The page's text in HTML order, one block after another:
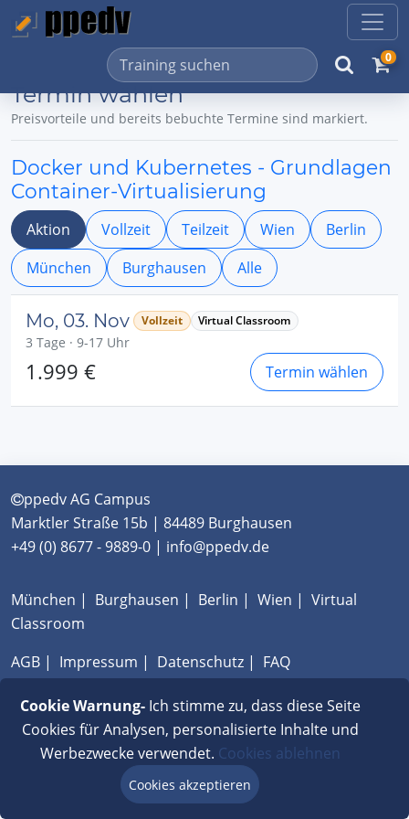
0
Termin wählen
Preisvorteile und bereits bebuchte Termine sind markiert.
Docker und Kubernetes - Grundlagen
Container-Virtualisierung
Aktion Vollzeit Teilzeit Wien
Berlin
München
Burghausen Alle
Mo, 03. Nov Vollzeit Virtual Classroom
3 Tage · 9-17 Uhr
1.999 € Termin wählen
ppedv AG Campus
Marktler Straße 15b | 84489 Burghausen
+49 (0) 8677 - 9889-0 | info@ppedv.de
München | Burghausen | Berlin | Wien | Virtual
Classroom
AGB | Impressum | Datenschutz | FAQ
Cookie Warnung-Ich stimme zu, dass diese Seite
Cookies für Analysen, personalisierte Inhalte und
Werbezwecke verwendet. Cookies ablehnen
Cookies akzeptieren